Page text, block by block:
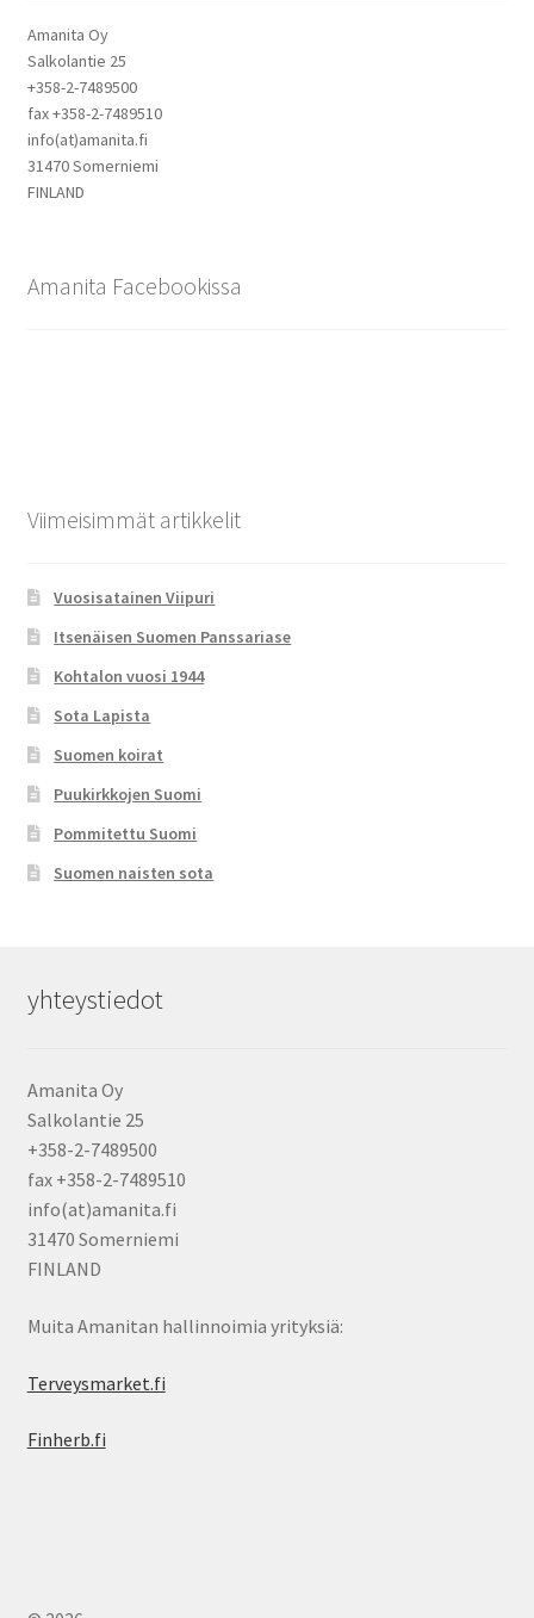
Amanita Oy
Salkolantie 25
+358-2-7489500
fax +358-2-7489510
info(at)amanita.fi
31470 Somerniemi
FINLAND
Amanita Facebookissa
Viimeisimmät artikkelit
Vuosisatainen Viipuri
Itsenäisen Suomen Panssariase
Kohtalon vuosi 1944
Sota Lapista
Suomen koirat
Puukirkkojen Suomi
Pommitettu Suomi
Suomen naisten sota
yhteystiedot
Amanita Oy
Salkolantie 25
+358-2-7489500
fax +358-2-7489510
info(at)amanita.fi
31470 Somerniemi
FINLAND
Muita Amanitan hallinnoimia yrityksiä:
Terveysmarket.fi
Finherb.fi